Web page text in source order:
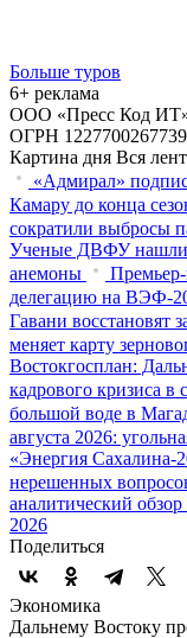
Больше туров
6+ реклама
ООО «Пресс Код
ОГРН
Картина дня Вся
«Адмирал»
Камару до конца
сократили выбросы
Ученые ДВФУ нашли
анемоны
делегацию на
Гавани восстановят
меняет карту
Востокгосплан:
кадрового кризиса в
большой воде в
августа 2026:
«Энергия Сахалина-
нерешенных
аналитический
2026
Поделиться
Экономика
Дальнему Востоку